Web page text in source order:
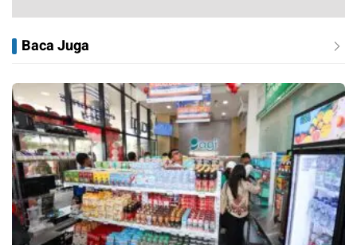
Baca Juga